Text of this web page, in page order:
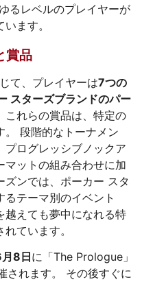
るレベルのプレイヤーが
ます。
賞品
て、プレイヤーは7つの
スターズブランドのパー
これらの賞品は、特定の
。 段階的なトーナメン
プログレッシブノックア
マットの組み合わせに加
ズンでは、ポーカー スタ
テーマ別のイベント
越えても夢中になれる特
ています。
8日に「The Prologue」
されます。 その後すぐに